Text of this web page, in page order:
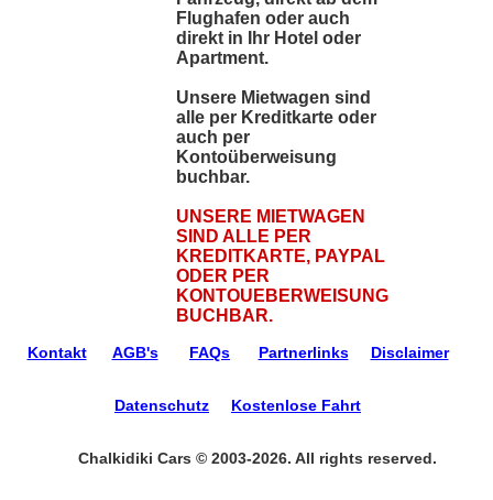
Flughafen oder auch
direkt in Ihr Hotel oder
Apartment.
Unsere Mietwagen sind
alle per Kreditkarte oder
auch per
Kontoüberweisung
buchbar.
UNSERE MIETWAGEN
SIND ALLE PER
KREDITKARTE, PAYPAL
ODER PER
KONTOUEBERWEISUNG
BUCHBAR.
Kontakt AGB's FAQs Partnerlinks Disclaimer
Datenschutz Kostenlose Fahrt
Chalkidiki Cars © 2003-2026. All rights reserved.